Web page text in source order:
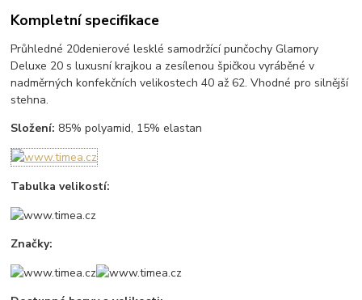
Kompletní specifikace
Průhledné 20denierové lesklé samodržící punčochy Glamory
Deluxe 20 s luxusní krajkou a zesílenou špičkou vyráběné v
nadměrných konfekčních velikostech 40 až 62. Vhodné pro silnější
stehna.
Složení: 85% polyamid, 15% elastan
Tabulka velikostí:
Značky: